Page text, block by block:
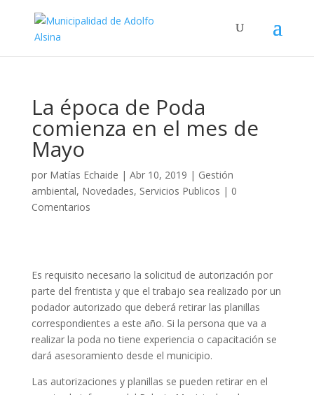
La época de Poda
comienza en el mes de
Mayo
por Matías Echaide | Abr 10, 2019 | Gestión
ambiental, Novedades, Servicios Publicos | 0
Comentarios
Es requisito necesario la solicitud de autorización por
parte del frentista y que el trabajo sea realizado por un
podador autorizado que deberá retirar las planillas
correspondientes a este año. Si la persona que va a
realizar la poda no tiene experiencia o capacitación se
dará asesoramiento desde el municipio.
Las autorizaciones y planillas se pueden retirar en el